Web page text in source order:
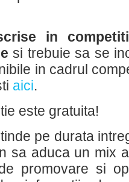
in
si trebuie sa se
in cadrul
aici.
este gratuita!
pe durata
sa aduca un mix
promovare si